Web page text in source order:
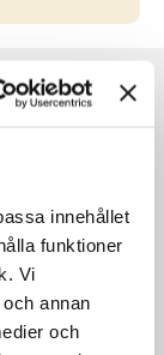
innehållet
funktioner
Vi
annan
och